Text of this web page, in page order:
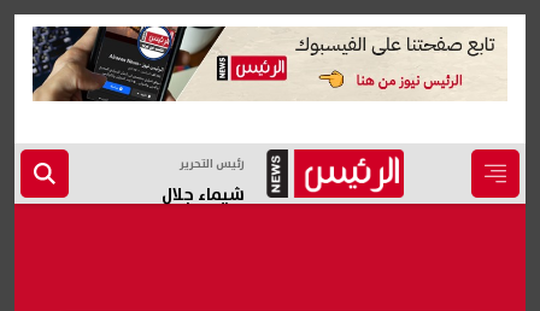
رئيس التحرير
شيماء جلال